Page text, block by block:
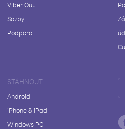
Viber Out
Sazby
Podpora
STÁHNOUT
Android
iPhone & iPad
Windows PC